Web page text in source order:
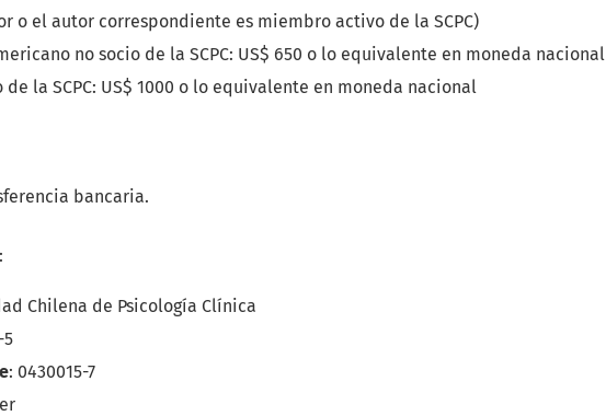
o el autor correspondiente es miembro activo de la SCPC)
no socio de la SCPC: US$ 650 o lo equivalente en moneda nacional
la SCPC: US$ 1000 o lo equivalente en moneda nacional
bancaria.
:
Chilena de Psicología Clínica
5
: 0430015-7